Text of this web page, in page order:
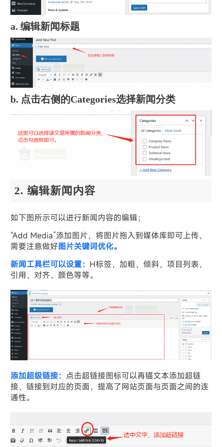
a. 编辑新闻标题
b. 点击右侧的Categories选择新闻分类
2. 编辑新闻内容
如下图所示可以进行新闻内容的编辑；
“Add Media”添加图片，将图片拖入到媒体库即可上传，
需要注意做好图片关键词优化。
新闻工具栏可以设置： H标签，加粗，倾斜，项目列表，
引用，对齐，颜色等等。
添加超级链接： 点击超链接图标可以再锚文本添加超链
接，链接到对应的页面，提高了网站页面与页面之间的连
通性。